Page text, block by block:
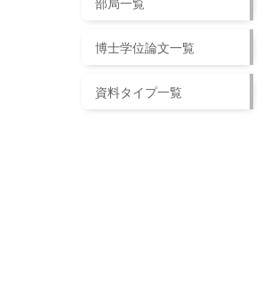
博士学位論文一覧
資料タイプ一覧